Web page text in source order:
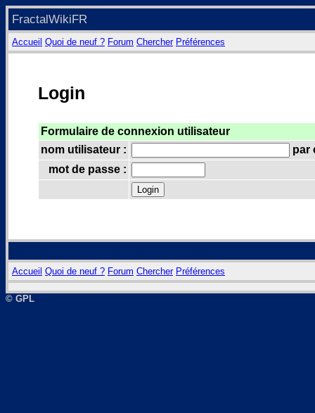
FractalWikiFR
Accueil Quoi de neuf ? Forum Chercher Préférences
Login
Formulaire de connexion utilisateur
nom utilisateur :
par
mot de passe :
Accueil Quoi de neuf ? Forum Chercher Préférences
© GPL